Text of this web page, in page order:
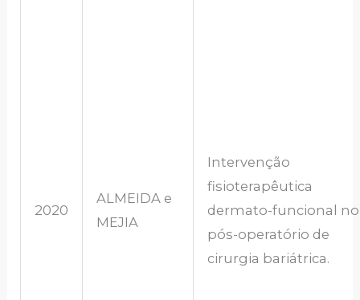
2020
ALMEIDA e
MEJIA
Intervenção
fisioterapêutica
dermato-funcional no
pós-operatório de
cirurgia bariátrica.